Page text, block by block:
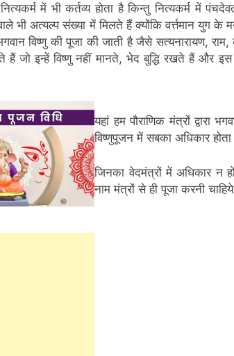
में भी कर्तव्य होता है किन्तु नित्यकर्म में
भी अत्यल्प संख्या में मिलते हैं क्योंकि वर्त्तमान युग
विष्णु की पूजा की जाती है जैसे सत्यनारायण,
जो इन्हें विष्णु नहीं मानते, भेद बुद्धि रखते हैं और इस
यहां हम पौराणिक मंत्रों द्वारा
विष्णुपूजन में सबका अधिकार
जिनका वेदमंत्रों में अधिकार न
नाम मंत्रों से ही पूजा करनी